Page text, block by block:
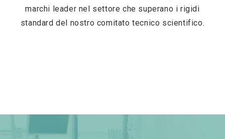
marchi leader nel settore che superano i rigidi
standard del nostro comitato tecnico scientifico.